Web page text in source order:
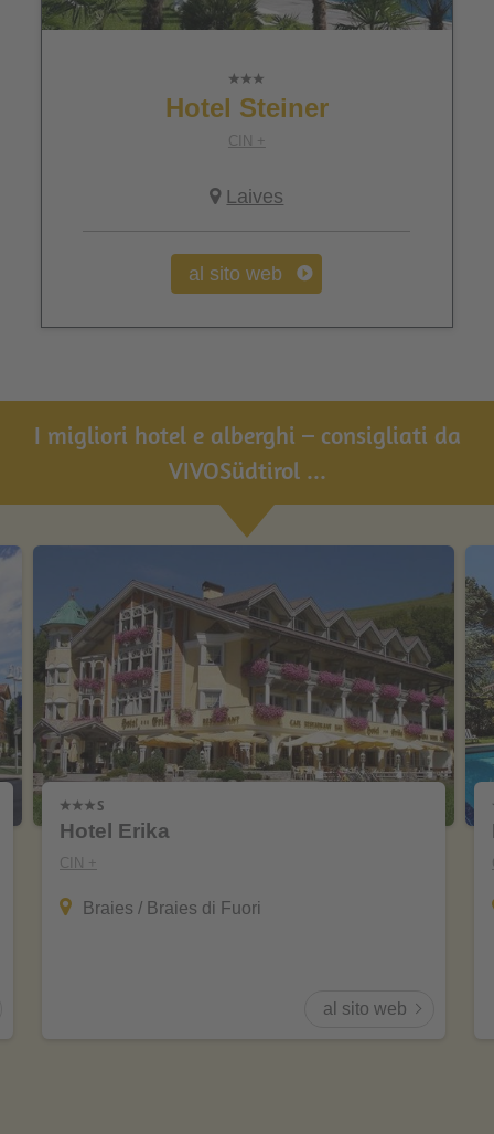
Hotel Steiner
CIN +
Laives
al sito web
I migliori hotel e alberghi – consigliati da
VIVOSüdtirol ...
Hotel Erika
CIN +
Braies / Braies di Fuori
al sito web